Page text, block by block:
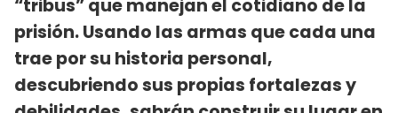
“tribus” que manejan el cotidiano de la
prisión. Usando las armas que cada una
trae por su historia personal,
descubriendo sus propias fortalezas y